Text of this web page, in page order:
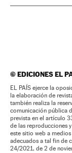
©EDICIONES EL
EL PAÍS ejerce la
la elaboración de
también realiza la
comunicación pública
prevista en el artículo
de las reproducciones
este sitio web a
adecuados a tal fin de
24/2021, de 2 de